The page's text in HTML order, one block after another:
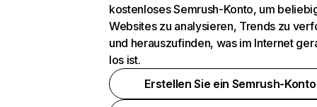
kostenloses Semrush-Konto, um
Websites zu analysieren, Trends zu
und herauszufinden, was im Internet
los ist.
Erstellen Sie ein Semrush-Konto